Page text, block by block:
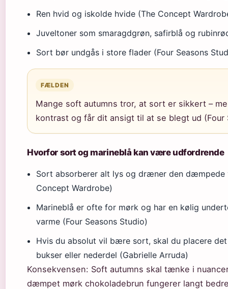
Ren hvid og iskolde hvide (The Concept
Juveltoner som smaragdgrøn, safirblå og
Sort bør undgås i store flader (Four Seasons
FÆLDEN
Mange soft autumns tror, at sort er sikkert –
kontrast og får dit ansigt til at se blegt ud (Four
Hvorfor sort og marineblå kan være udfordrende
Sort absorberer alt lys og dræner den dæmpede
Concept Wardrobe)
Marineblå er ofte for mørk og har en kølig
varme (Four Seasons Studio)
Hvis du absolut vil bære sort, skal du placere
bukser eller nederdel (Gabrielle Arruda)
Konsekvensen: Soft autumns skal tænke i
dæmpet mørk chokoladebrun fungerer langt